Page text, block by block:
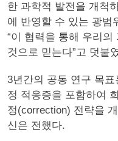
한 과학적 발전을 개척
에 반영할 수 있는 광범
“이 협력을 통해 우리
것으로 믿는다”고 덧붙
3년간의 공동 연구 목
정 적응증을 포함하여
정(correction) 전략을
신은 전했다.